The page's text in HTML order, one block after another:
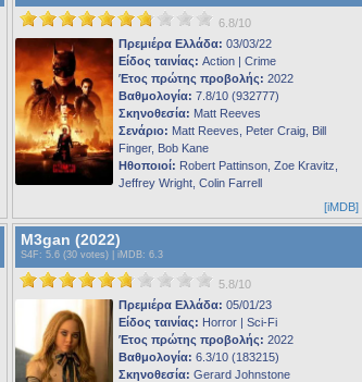
6.8/10
Πρεμιέρα Ελλάδα: 03/03/22
Είδος ταινίας: Action | Crime
Έτος πρώτης προβολής: 2022
Βαθμολογία: 7.8/10 (932777)
Σκηνοθεσία: Matt Reeves
Σενάριο: Matt Reeves, Peter Craig, Bill
Finger, Bob Kane
Ηθοποιοί: Robert Pattinson, Zoe Kravitz,
Jeffrey Wright, Colin Farrell
[iMDB]
M3gan (2022)
S4F : 5.6 (30 votes) | iMDB: 6.3
5.8/10
Πρεμιέρα Ελλάδα: 05/01/23
Είδος ταινίας: Horror | Sci-Fi
Έτος πρώτης προβολής: 2022
Βαθμολογία: 6.3/10 (183215)
Σκηνοθεσία: Gerard Johnstone